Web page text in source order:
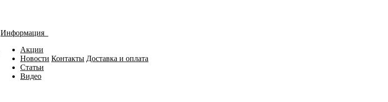
Информация
Акции
Новости
Статьи
Видео
Контакты Доставка и оплата